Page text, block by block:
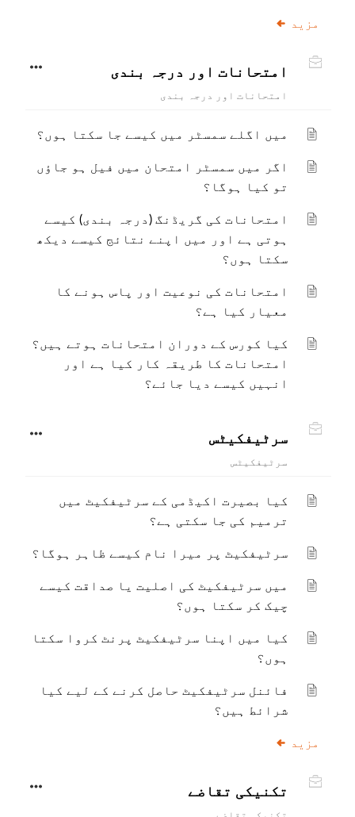
مزید
امتحانات اور درجہ بندی
امتحانات اور درجہ بندی
میں اگلے سمسٹر میں کیسے جا سکتا ہوں؟
اگر میں سمسٹر امتحان میں فیل ہو جاؤں
تو کیا ہوگا؟
امتحانات کی گریڈنگ (درجہ بندی) کیسے
ہوتی ہے اور میں اپنے نتائج کیسے دیکھ
سکتا ہوں؟
امتحانات کی نوعیت اور پاس ہونے کا
معیار کیا ہے؟
کیا کورس کے دوران امتحانات ہوتے ہیں؟
امتحانات کا طریقہ کار کیا ہے اور
انہیں کیسے دیا جائے؟
سرٹیفکیٹس
سرٹیفکیٹس
کیا بصیرت اکیڈمی کے سرٹیفکیٹ میں
ترمیم کی جا سکتی ہے؟
سرٹیفکیٹ پر میرا نام کیسے ظاہر ہوگا؟
میں سرٹیفکیٹ کی اصلیت یا صداقت کیسے
چیک کر سکتا ہوں؟
کیا میں اپنا سرٹیفکیٹ پرنٹ کروا سکتا
ہوں؟
فائنل سرٹیفکیٹ حاصل کرنے کے لیے کیا
شرائط ہیں؟
مزید
تکنیکی تقاضے